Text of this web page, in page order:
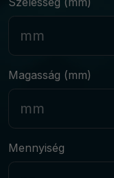
Magasság (mm)
Mennyiség